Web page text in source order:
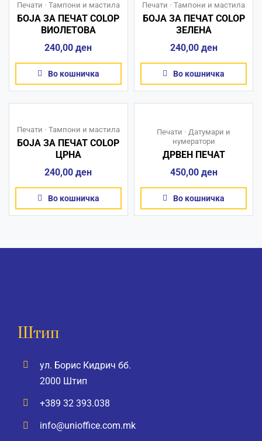
Печати • Тампони и мастила
БОЈА ЗА ПЕЧАТ COLOP
ВИОЛЕТОВА
240,00ден
Во кошничка
Печати • Тампони и мастила
БОЈА ЗА ПЕЧАТ COLOP
ЗЕЛЕНА
240,00 ден
Во кошничка
Печати • Тампони и мастила
БОЈА ЗА ПЕЧАТ COLOP
ЦРНА
240,00ден
Во кошничка
Печати • Датумари и
нумератори
ДРВЕН ПЕЧАТ
450,00 ден
Во кошничка
Штип
ул. Борис Кидрич бб.
2000 Штип
+389 32 393.038
info@unioffice.com.mk